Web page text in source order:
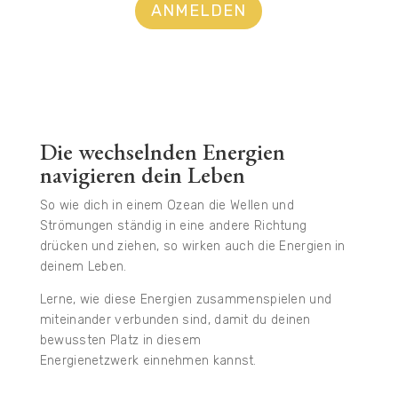
ANMELDEN
Die wechselnden Energien
navigieren dein Leben
So wie dich in einem Ozean die Wellen und
Strömungen ständig in eine andere Richtung
drücken und ziehen, so wirken auch die Energien in
deinem Leben.
Lerne, wie diese Energien zusammenspielen und
miteinander verbunden sind, damit du deinen
bewussten Platz in diesem
Energienetzwerk einnehmen kannst.